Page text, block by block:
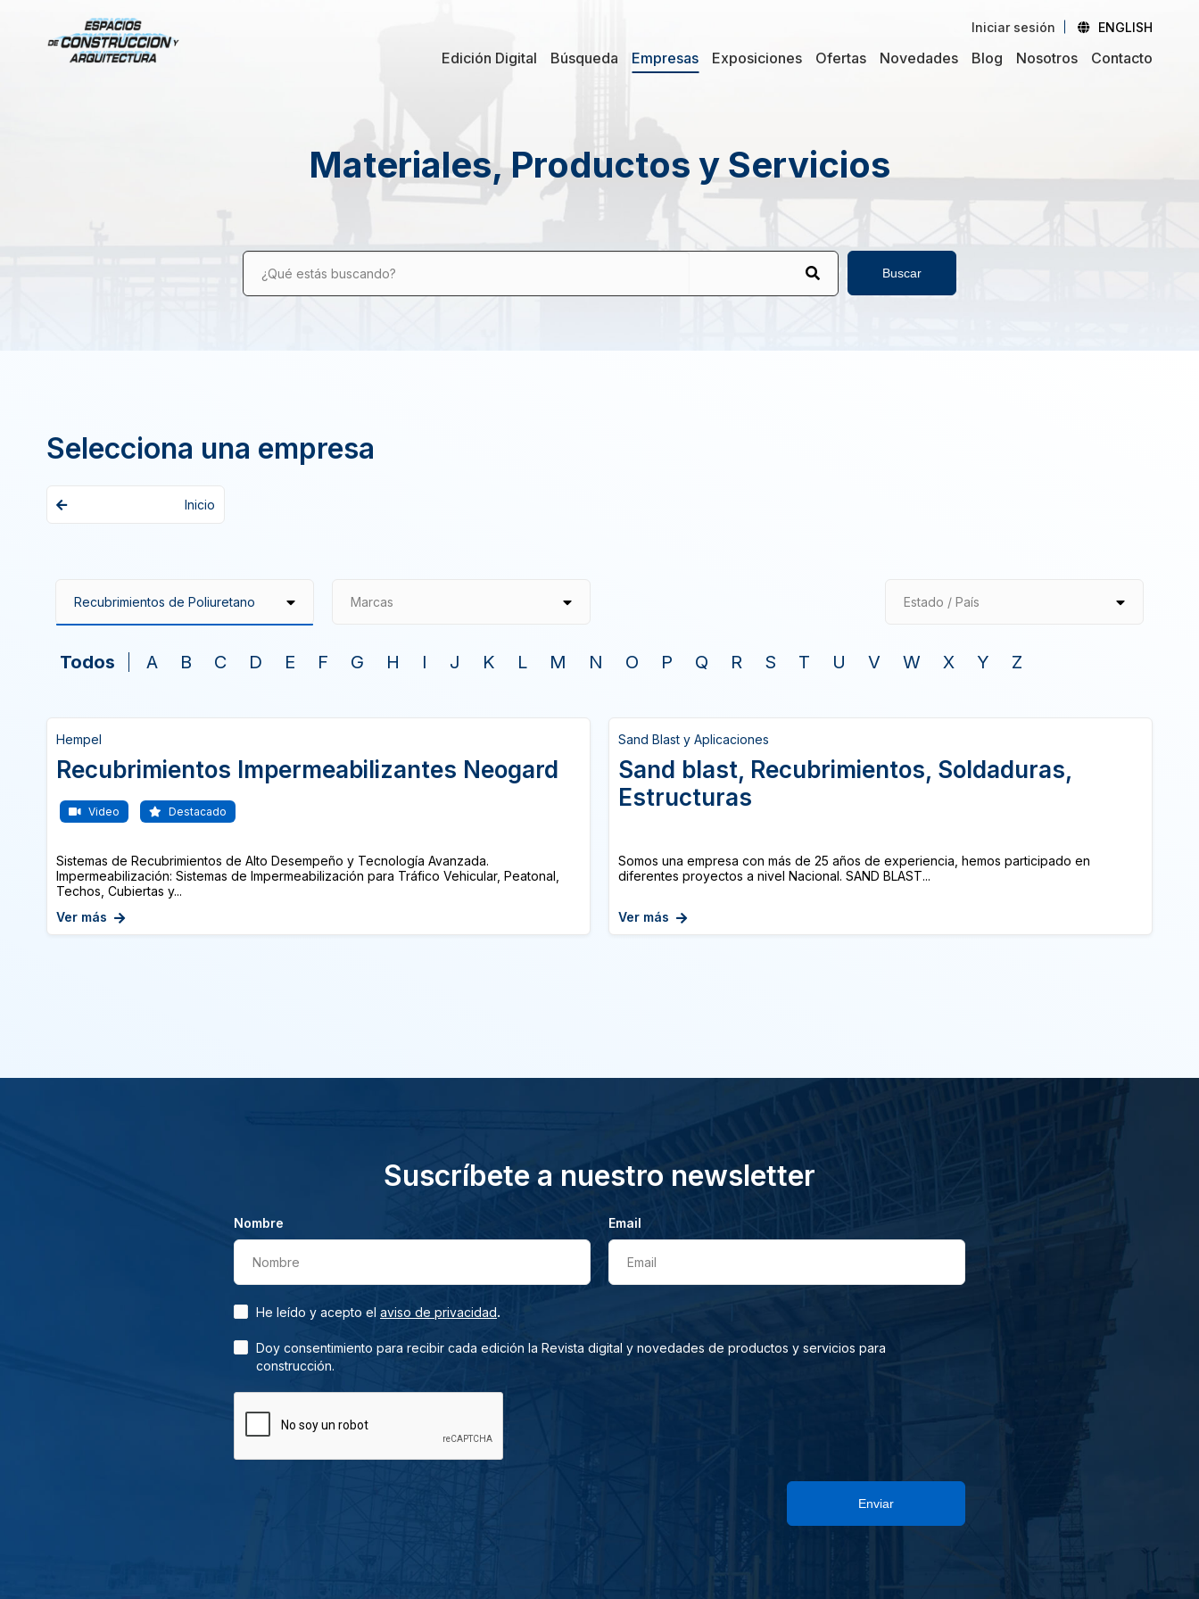
Iniciar sesión ENGLISH
Edición Digital Búsqueda Empresas Exposiciones Ofertas Novedades Blog Nosotros Contacto
Materiales, Productos y Servicios
¿Qué estás buscando? Buscar
Selecciona una empresa
Inicio
Marcas Estado / País
Todos A B C D E F G H I J K L M N O P Q R S T U V W X Y Z
Hempel
Recubrimientos Impermeabilizantes Neogard
Video Destacado
Sistemas de Recubrimientos de Alto Desempeño y Tecnología Avanzada.
Impermeabilización: Sistemas de Impermeabilización para Tráfico Vehicular, Peatonal,
Techos, Cubiertas y...
Ver más
Sand Blast y Aplicaciones
Sand blast, Recubrimientos, Soldaduras,
Estructuras
Somos una empresa con más de 25 años de experiencia, hemos participado en
diferentes proyectos a nivel Nacional. SAND BLAST...
Ver más
Suscríbete a nuestro newsletter
Nombre
Nombre
Email
Email
He leído y acepto el aviso de privacidad.
Doy consentimiento para recibir cada edición la Revista digital y novedades de productos y servicios para
construcción.
Enviar